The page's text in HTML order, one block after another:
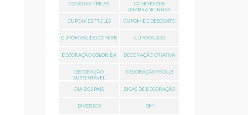
COMIDAS TÍPICAS
COMO FAZER
LEMBRANCINHAS.
CUPCAKES TROLLS
CUPOM DE DESCONTO
CUPOMVALIDO.COM.BR CUPOVALIDO
DECORAÇÃO COLORIDA DECORAÇÃO CRIATIVA
DECORAÇÃO
SUSTENTÁVEL
DECORAÇÃO TROLLS
DIA DOS PAIS DICAS DE DECORAÇÃO
DIVERSOS DIY